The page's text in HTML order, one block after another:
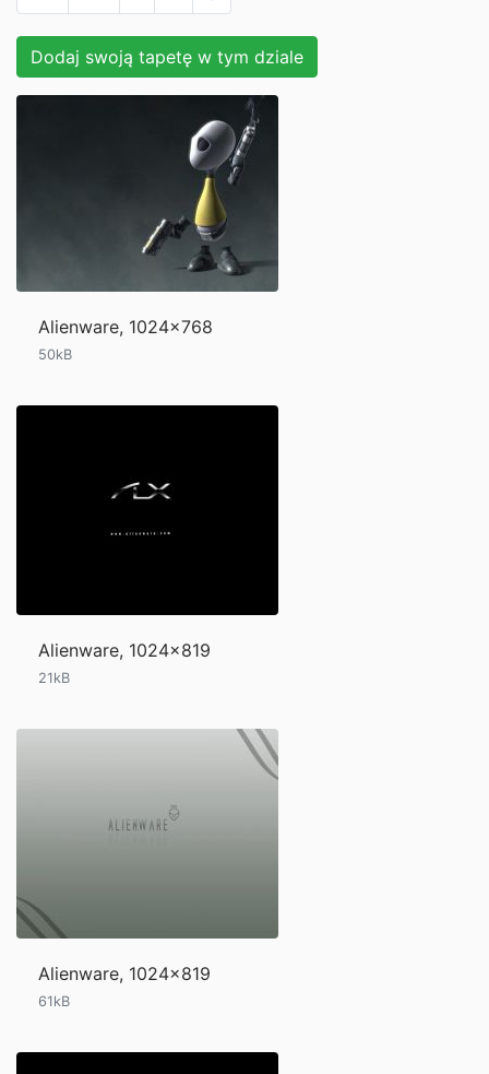
Dodaj swoją tapetę w tym dziale
Alienware, 1024x768
50kB
Alienware, 1024x819
21kB
Alienware, 1024x819
61kB